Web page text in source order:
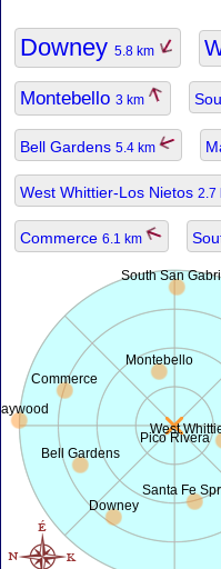
Downey 5.8 km
Montebello 3 km
Bell Gardens 5.4 km
West Whittier-Los Nietos 2.7
Commerce 6.1 km
Pico Rivera
Downey
Montebello
Bell Gardens
West
Santa Fe
Commerce
South San